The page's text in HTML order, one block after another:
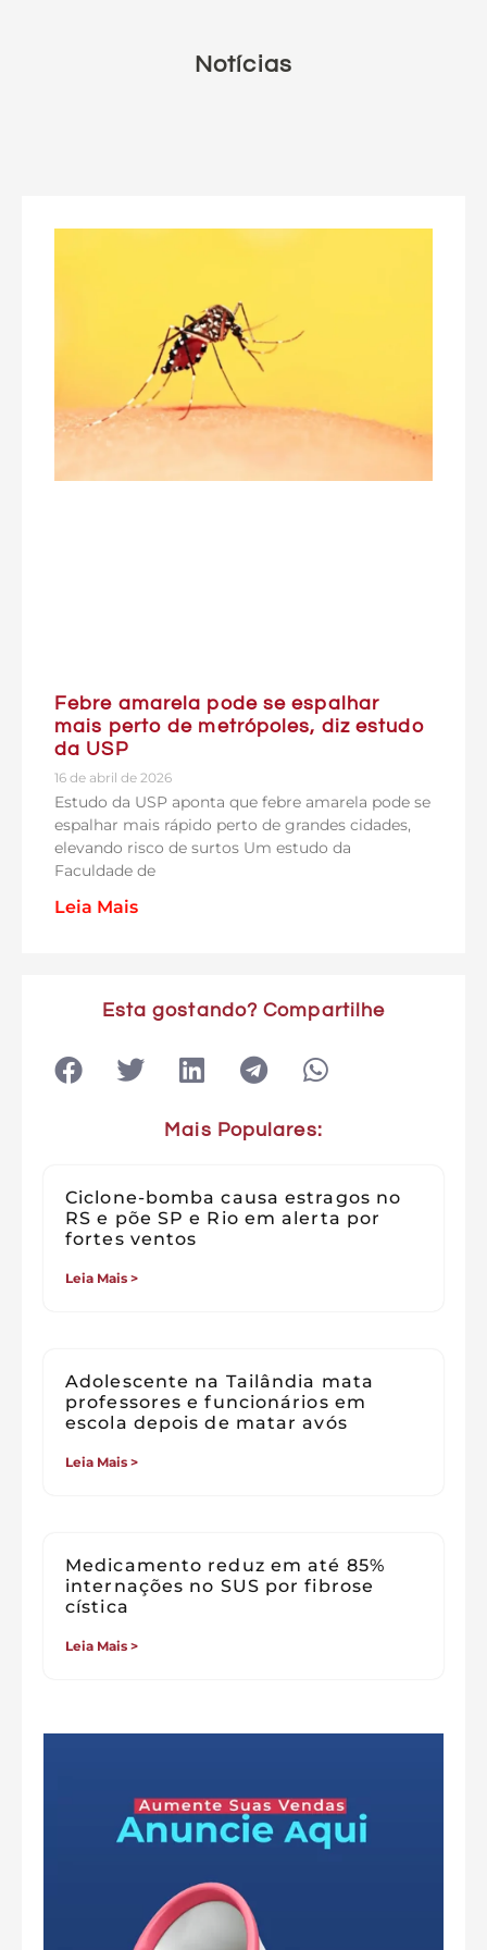
Notícias
Febre amarela pode se espalhar
mais perto de metrópoles, diz estudo
da USP
16 de abril de 2026
Estudo da USP aponta que febre amarela pode se
espalhar mais rápido perto de grandes cidades,
elevando risco de surtos Um estudo da
Faculdade de
Leia Mais
Esta gostando? Compartilhe
Mais Populares:
Ciclone-bomba causa estragos no
RS e põe SP e Rio em alerta por
fortes ventos
Leia Mais >
Adolescente na Tailândia mata
professores e funcionários em
escola depois de matar avós
Leia Mais >
Medicamento reduz em até 85%
internações no SUS por fibrose
cística
Leia Mais >